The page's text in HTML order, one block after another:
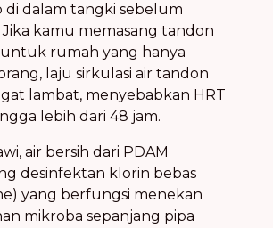
di dalam tangki sebelum
Jika kamu memasang tandon
rumah yang hanya
laju sirkulasi air tandon
lambat, menyebabkan HRT
lebih dari 48 jam.
air bersih dari PDAM
desinfektan klorin bebas
yang berfungsi menekan
mikroba sepanjang pipa